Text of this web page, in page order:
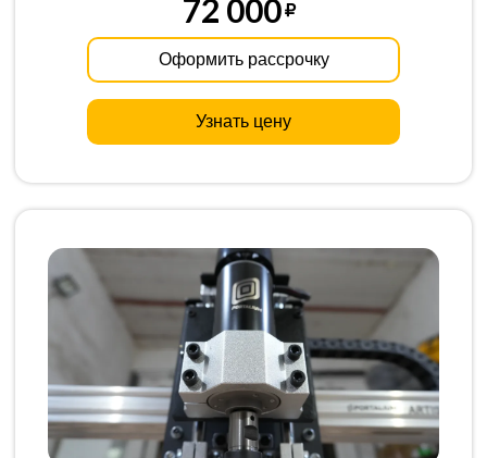
72 000
Оформить рассрочку
Узнать цену